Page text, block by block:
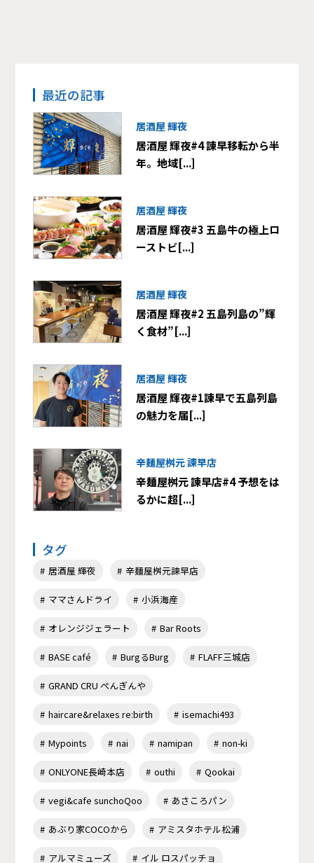
最近の記事
居酒屋 輝夜
居酒屋 輝夜#4 諫早移転から半
年。地域[...]
居酒屋 輝夜
居酒屋 輝夜#3 五島牛の極上ロ
ーストビ[...]
居酒屋 輝夜
居酒屋 輝夜#2 五島列島の”輝
く食材”[...]
居酒屋 輝夜
居酒屋 輝夜#1諫早で五島列島
の魅力を届[...]
辛麺屋桝元 諫早店
辛麺屋桝元 諫早店#4 予想をは
るかに超[...]
タグ
居酒屋 輝夜 辛麺屋桝元諫早店
ママさんドライ 小浜海産
オレンジジェラート Bar Roots
BASE café BurgるBurg FLAFF三城店
GRAND CRU ぺんぎんや
haircare&relaxes re:birth isemachi493
Mypoints nai namipan non-ki
ONLYONE長崎本店 outhi Qookai
vegi&cafe sunchoQoo あさころパン
あぶり家COCOから アミスタホテル松浦
アルマミューズ イル ロスパッチョ